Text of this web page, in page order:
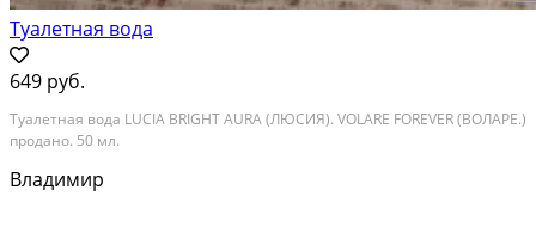
Туалетная вода
649 руб.
Туалетная вода LUCIA BRIGHT AURA (ЛЮСИЯ). VOLARE FOREVER (ВОЛАРЕ.)
продано. 50 мл.
Владимир